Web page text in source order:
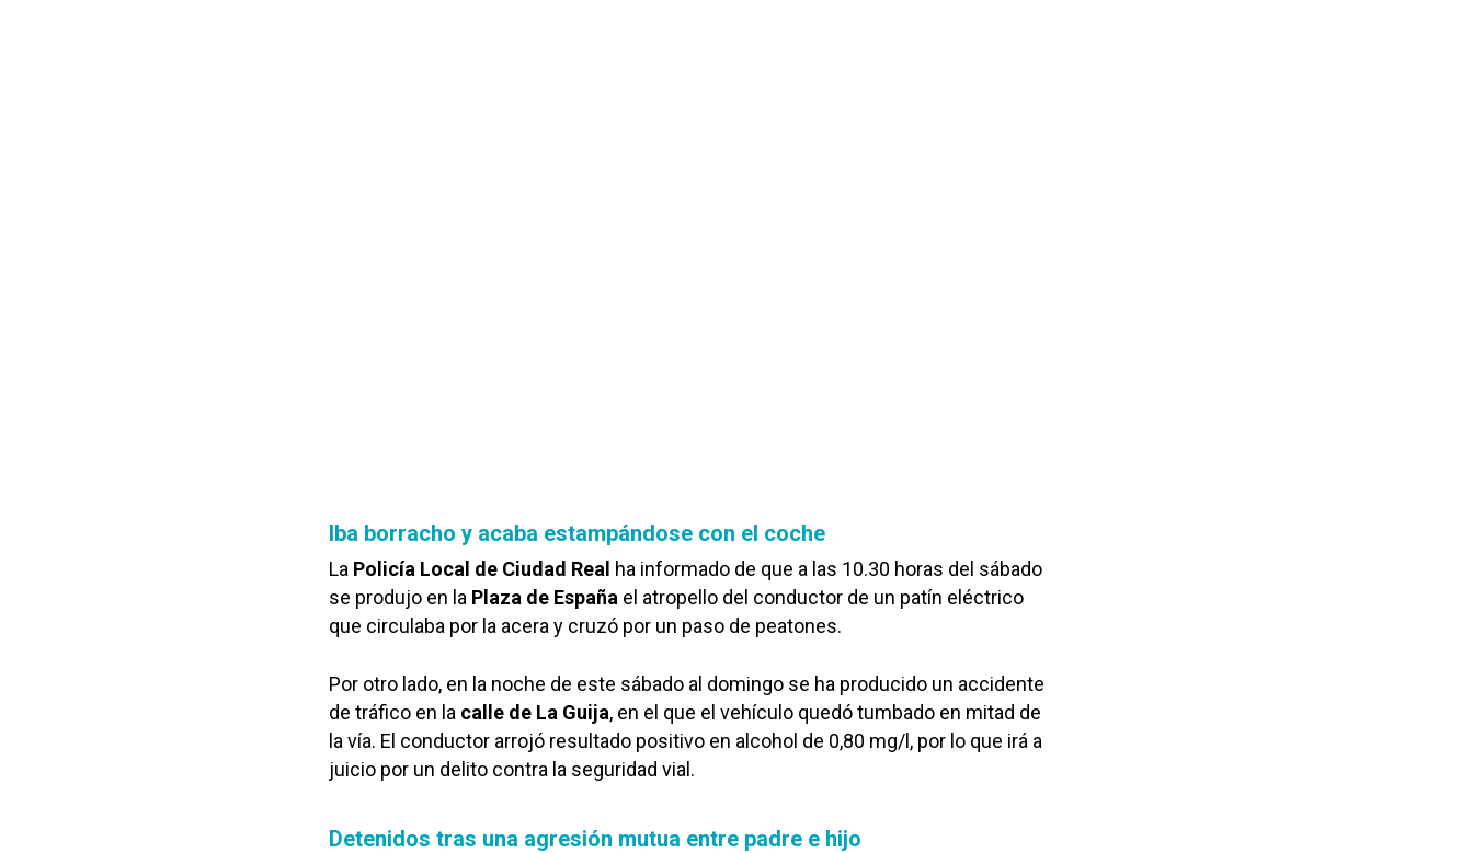
Iba borracho y acaba estampándose con el coche
La Policía Local de Ciudad Real ha informado de que a las 10.30 horas del sábado
se produjo en la Plaza de España el atropello del conductor de un patín eléctrico
que circulaba por la acera y cruzó por un paso de peatones.
Por otro lado, en la noche de este sábado al domingo se ha producido un accidente
de tráfico en la calle de La Guija, en el que el vehículo quedó tumbado en mitad de
la vía. El conductor arrojó resultado positivo en alcohol de 0,80 mg/l, por lo que irá a
juicio por un delito contra la seguridad vial.
Detenidos tras una agresión mutua entre padre e hijo